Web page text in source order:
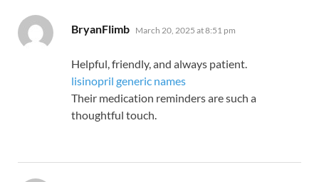
BryanFlimb says:
March 20, 2025 at 8:51 pm
Helpful, friendly, and always patient.
lisinopril generic names
Their medication reminders are such a
thoughtful touch.